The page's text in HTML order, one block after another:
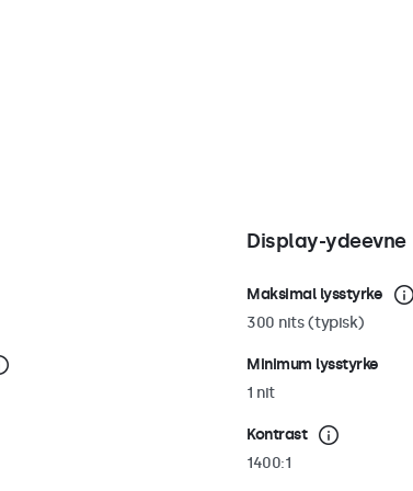
Display-ydeevne
Maksimal lysstyrke
300 nits (typisk)
Minimum lysstyrke
1 nit
Kontrast
1400:1